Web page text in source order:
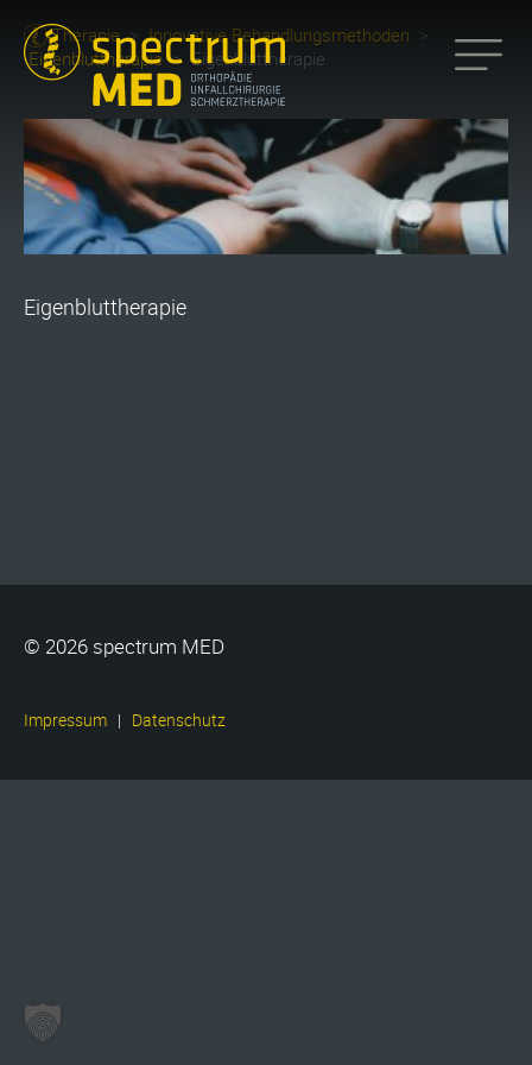
Therapie>Innovative Behandlungsmethoden >
Eigenbluttherapie >Eigenbluttherapie
Eigenbluttherapie
© 2026 spectrum MED
Impressum | Datenschutz